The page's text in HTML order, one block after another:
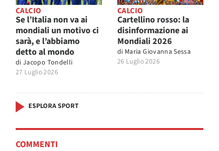
CALCIO
Se l’Italia non va ai
mondiali un motivo ci
sarà, e l’abbiamo
detto al mondo
di Jacopo Tondelli
27 Luglio 2026
CALCIO
Cartellino rosso: la
disinformazione ai
Mondiali 2026
di Maria Giovanna Sessa
26 Luglio 2026
ESPLORA SPORT
COMMENTI